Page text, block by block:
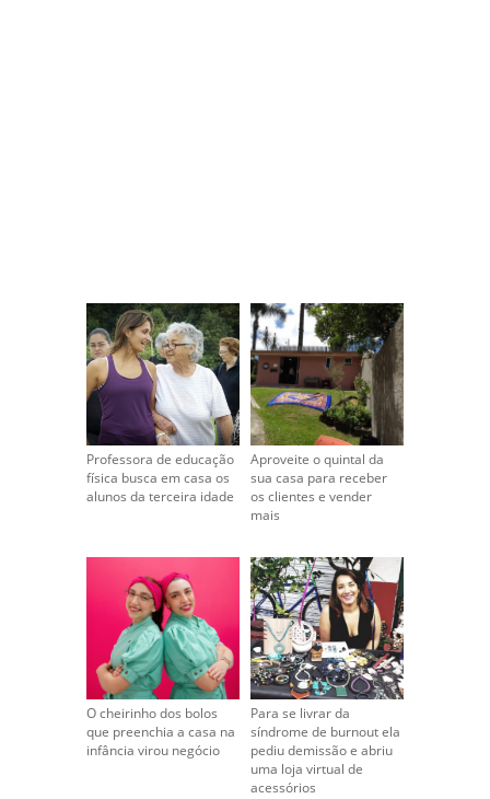
Professora de educação
física busca em casa os
alunos da terceira idade
Aproveite o quintal da
sua casa para receber
os clientes e vender
mais
O cheirinho dos bolos
que preenchia a casa na
infância virou negócio
Para se livrar da
síndrome de burnout ela
pediu demissão e abriu
uma loja virtual de
acessórios